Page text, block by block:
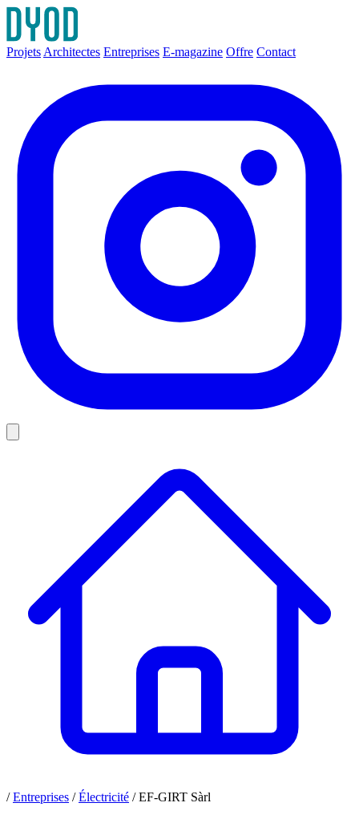
Projets Architectes Entreprises E-magazine Offre Contact
/ Entreprises / Électricité /EF-GIRT Sàrl